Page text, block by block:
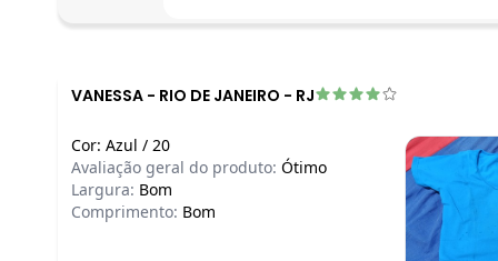
VANESSA - RIO DE JANEIRO - RJ
Cor: Azul / 20
Avaliação geral do produto: Ótimo
Largura: Bom
Comprimento: Bom